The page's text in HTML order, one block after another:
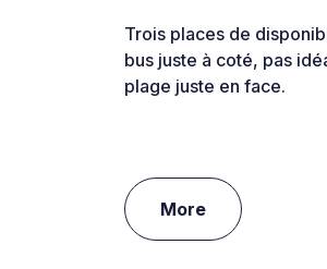
Trois places de
bus juste à coté, pas
plage juste en face.
More